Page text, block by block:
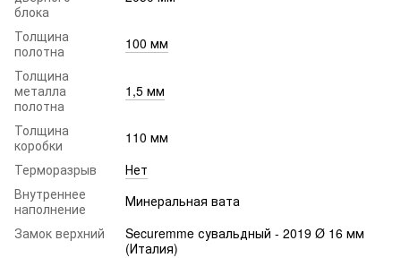
блока
Толщина
полотна
100 мм
Толщина
металла
полотна
1,5 мм
Толщина
коробки
110 мм
Терморазрыв
Нет
Внутреннее
наполнение
Минеральная вата
Замок верхний
Securemme сувальдный - 2019 Ø 16 мм
(Италия)